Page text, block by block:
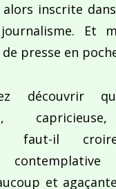
amour…
alors inscrite
Et
de presse en
découvrir
faut-il
contemplative
et